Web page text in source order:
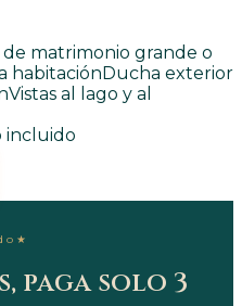
matrimonio grande o
habitaciónDucha exterior
Vistas al lago y al
incluido
★
paga solo 3